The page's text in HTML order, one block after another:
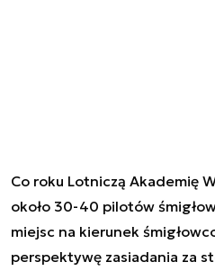
Co roku Lotniczą Akademię
około 30-40 pilotów
miejsc na kierunek
perspektywę zasiadania za